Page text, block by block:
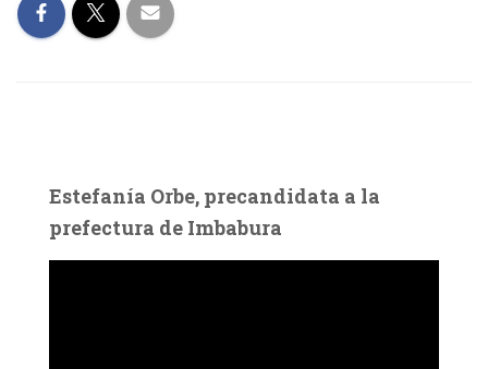
Estefanía Orbe, precandidata a la
prefectura de Imbabura